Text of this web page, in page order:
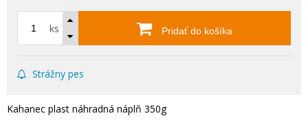
ks Pridať do košíka
Strážny pes
Kahanec plast náhradná náplň 350g